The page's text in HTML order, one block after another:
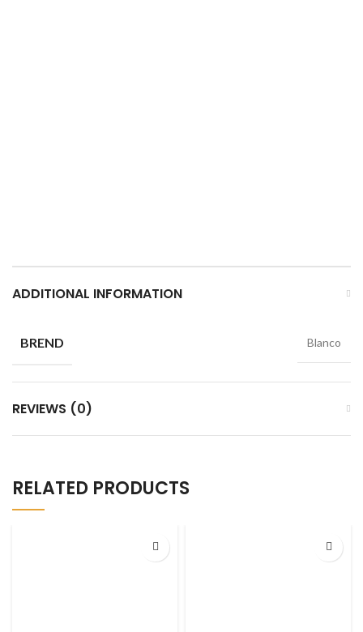
ADDITIONAL INFORMATION
BREND Blanco
REVIEWS (0)
RELATED PRODUCTS